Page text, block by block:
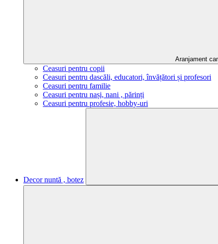
Aranjament
Ceasuri pentru copii
Ceasuri pentru dascăli, educatori, învățători și profesori
Ceasuri pentru familie
Ceasuri pentru nași, nani , părinți
Ceasuri pentru profesie, hobby-uri
Decor nuntă , botez